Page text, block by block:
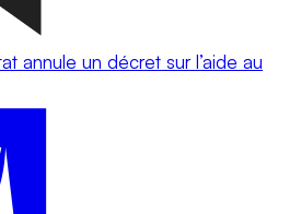
annule un décret sur l’aide au